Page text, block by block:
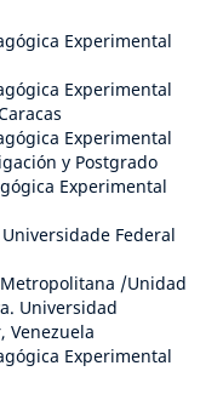
Experimental
Experimental
Experimental
y Postgrado
Experimental
Universidade Federal
/Unidad
Universidad
Venezuela
Experimental